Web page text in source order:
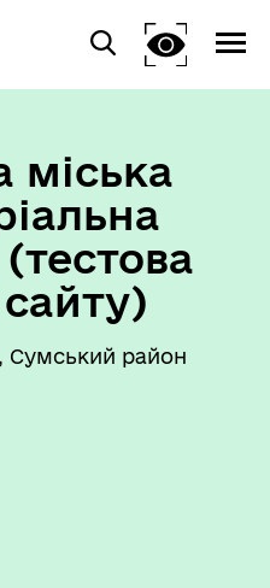
міська
сайту)
Сумський район